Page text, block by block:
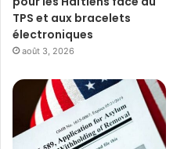
TPS et aux bracelets
électroniques
août 3, 2026